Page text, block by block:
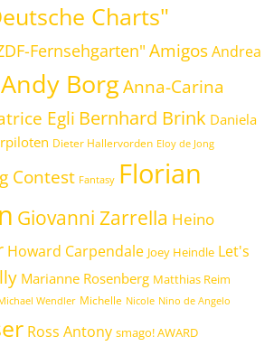
Charts"
Fernsehgarten" Amigos Andrea
Andy Borg Anna-Carina
Egli Bernhard Brink Daniela
Dieter Hallervorden Eloy de Jong
Contest Fantasy Florian
Giovanni Zarrella Heino
Howard Carpendale Joey Heindle Let's
Marianne Rosenberg Matthias Reim
Wendler Michelle Nicole Nino de Angelo
Ross Antony smago! AWARD